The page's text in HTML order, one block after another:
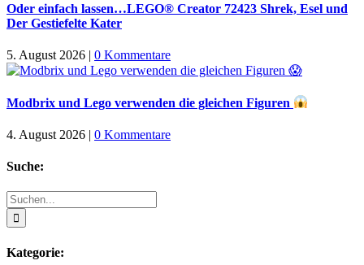
Oder einfach lassen…LEGO® Creator 72423 Shrek, Esel und
Der Gestiefelte Kater
5. August 2026 | 0 Kommentare
Modbrix und Lego verwenden die gleichen Figuren
4. August 2026 | 0 Kommentare
Suche:
Suche
nach:
Kategorie: